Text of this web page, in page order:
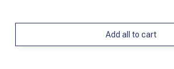
Add all to cart